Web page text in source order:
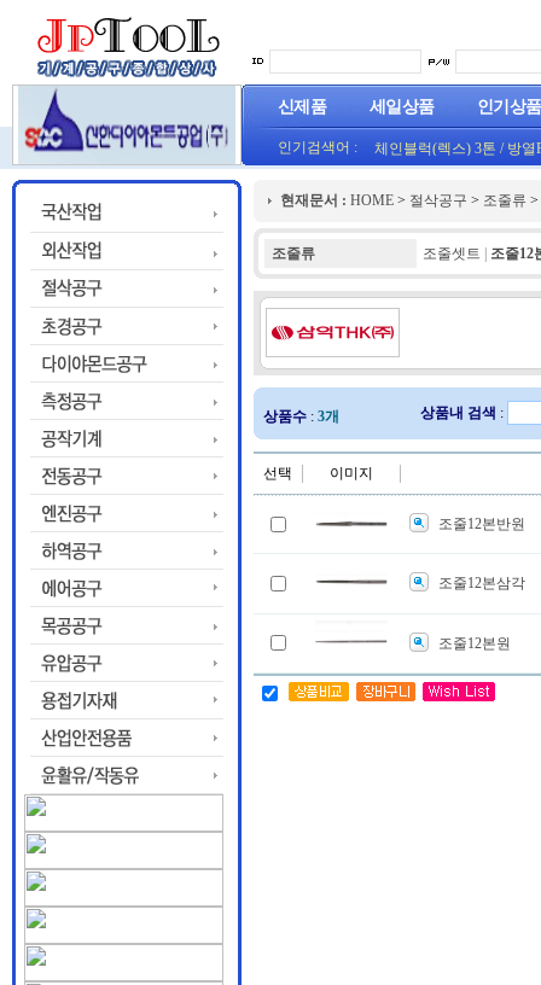
신제품 세일상품 인기상품
인기검색어 : 체인블럭(렉스) 3톤 / 방열
(오렌지) (1롤50M)
프로라인 줄자(코메론)자
현재문서 : HOME > 절삭공구 > 조줄류 >
조줄류 조줄셋트 조줄12
상품수 : 3개 상품내 검색 :
선택 이미지
조줄12본반원
조줄12본삼각
조줄12본원